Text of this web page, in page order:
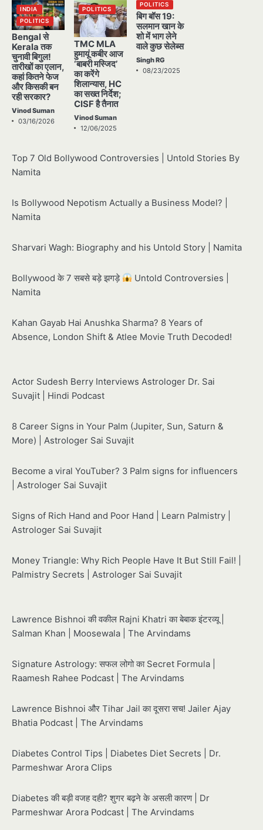
INDIA
POLITICS
Bengal से
Kerala तक
चुनावी बिगुल!
तारीखों का एलान,
कहां कितने फेज
और किसकी बन
रही सरकार?
Vinod Suman
03/16/2026
POLITICS
TMC MLA
हुमायूं कबीर आज
‘बाबरी मस्जिद’
का करेंगे
शिलान्यास, HC
का सख्त निर्देश;
CISF है तैनात
Vinod Suman
12/06/2025
POLITICS
बिग बॉस 19:
सलमान खान के
शो में भाग लेने
वाले कुछ सेलेब्स
Singh RG
08/23/2025
Top 7 Old Bollywood Controversies | Untold Stories By
Namita
Is Bollywood Nepotism Actually a Business Model? |
Namita
Sharvari Wagh: Biography and his Untold Story | Namita
Bollywood के 7 सबसे बड़े झगड़े
Untold Controversies |
Namita
Kahan Gayab Hai Anushka Sharma? 8 Years of
Absence, London Shift & Atlee Movie Truth Decoded!
Actor Sudesh Berry Interviews Astrologer Dr. Sai
Suvajit | Hindi Podcast
8 Career Signs in Your Palm (Jupiter, Sun, Saturn &
More) | Astrologer Sai Suvajit
Become a viral YouTuber? 3 Palm signs for influencers
| Astrologer Sai Suvajit
Signs of Rich Hand and Poor Hand | Learn Palmistry |
Astrologer Sai Suvajit
Money Triangle: Why Rich People Have It But Still Fail! |
Palmistry Secrets | Astrologer Sai Suvajit
Lawrence Bishnoi की वकील Rajni Khatri का बेबाक इंटरव्यू |
Salman Khan | Moosewala | The Arvindams
Signature Astrology: सफल लोगो का Secret Formula |
Raamesh Rahee Podcast | The Arvindams
Lawrence Bishnoi और Tihar Jail का दूसरा सच! Jailer Ajay
Bhatia Podcast | The Arvindams
Diabetes Control Tips | Diabetes Diet Secrets | Dr.
Parmeshwar Arora Clips
Diabetes की बड़ी वजह दही? शुगर बढ़ने के असली कारण | Dr
Parmeshwar Arora Podcast | The Arvindams